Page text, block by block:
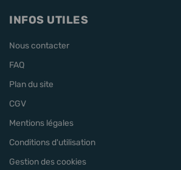
INFOS UTILES
Nous contacter
FAQ
Plan du site
CGV
Mentions légales
Conditions d'utilisation
Gestion des cookies